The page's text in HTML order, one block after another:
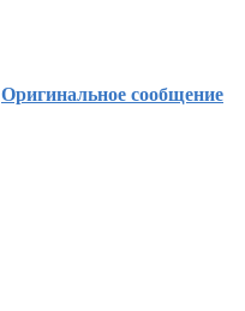
Оригинальное сообщение